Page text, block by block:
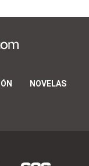
NOVELAS